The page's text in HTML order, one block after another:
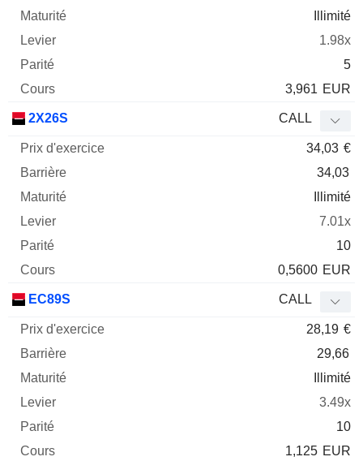
Illimité
1.98x
5
3,961 EUR
2X26S CALL
34,03 €
34,03
Illimité
7.01x
10
0,5600 EUR
EC89S CALL
28,19 €
29,66
Illimité
3.49x
10
1,125 EUR